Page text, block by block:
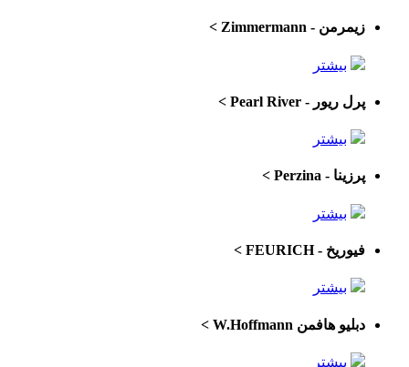
زیمرمن - Zimmermann >
بیشتر
پرل ریور - Pearl River >
بیشتر
پرزینا - Perzina >
بیشتر
فیوریخ - FEURICH >
بیشتر
دبلیو هافمن W.Hoffmann >
بیشتر